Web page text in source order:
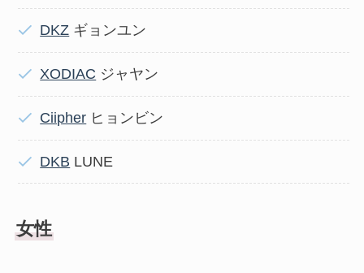
DKZ ギョンユン
XODIAC ジャヤン
Ciipher ヒョンビン
DKB LUNE
女性